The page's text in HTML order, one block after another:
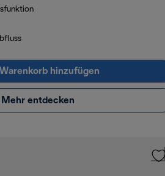
hinzufügen
Mehr entdecken